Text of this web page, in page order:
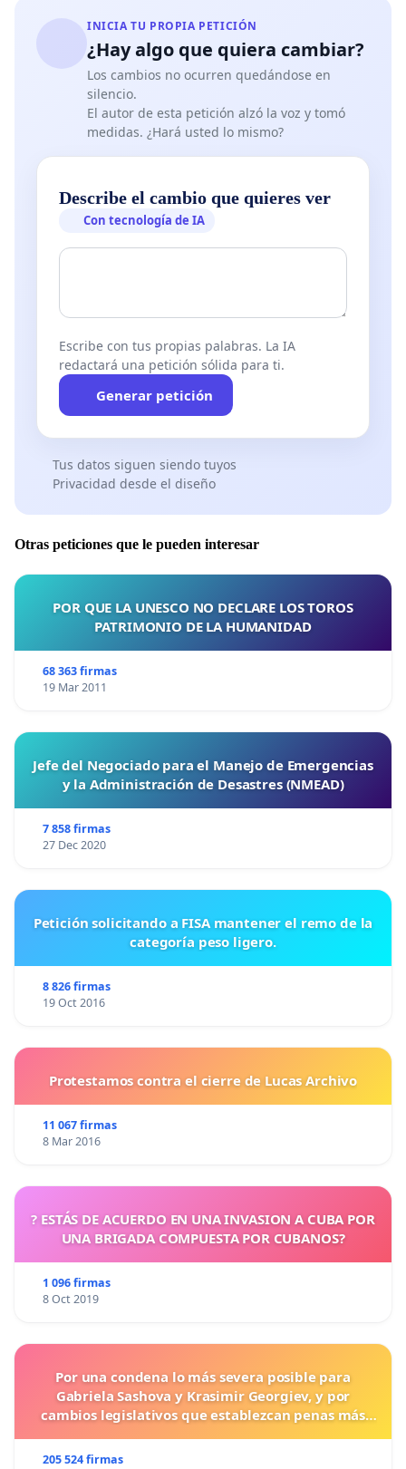
INICIA TU PROPIA PETICIÓN
¿Hay algo que quiera cambiar?
Los cambios no ocurren quedándose en
silencio.
El autor de esta petición alzó la voz y tomó
medidas. ¿Hará usted lo mismo?
Describe el cambio que quieres ver
Con tecnología de IA
Escribe con tus propias palabras. La IA
redactará una petición sólida para ti.
Generar petición
Tus datos siguen siendo tuyos
Privacidad desde el diseño
Otras peticiones que le pueden interesar
POR QUE LA UNESCO NO DECLARE LOS TOROS
PATRIMONIO DE LA HUMANIDAD
68 363 firmas
19 Mar 2011
Jefe del Negociado para el Manejo de Emergencias
y la Administración de Desastres (NMEAD)
7 858 firmas
27 Dec 2020
Petición solicitando a FISA mantener el remo de la
categoría peso ligero.
8 826 firmas
19 Oct 2016
Protestamos contra el cierre de Lucas Archivo
11 067 firmas
8 Mar 2016
? ESTÁS DE ACUERDO EN UNA INVASION A CUBA POR
UNA BRIGADA COMPUESTA POR CUBANOS?
1 096 firmas
8 Oct 2019
Por una condena lo más severa posible para
Gabriela Sashova y Krasimir Georgiev, y por
cambios legislativos que establezcan penas más
205 524 firmas